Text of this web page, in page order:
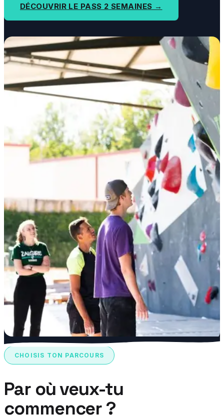
DÉCOUVRIR LE PASS 2 SEMAINES →
CHOISIS TON PARCOURS
Par où veux-tu
commencer ?